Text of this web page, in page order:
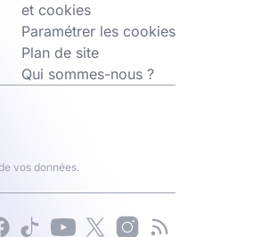
et cookies
Paramétrer les cookies
Plan de site
Qui sommes-nous ?
vos données.